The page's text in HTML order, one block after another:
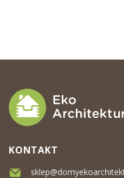
KONTAKT